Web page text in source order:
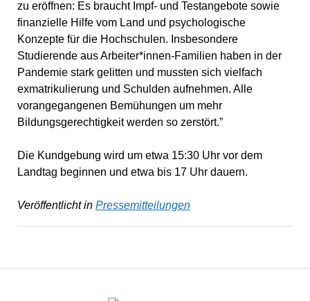
zu eröffnen: Es braucht Impf- und Testangebote sowie
finanzielle Hilfe vom Land und psychologische
Konzepte für die Hochschulen. Insbesondere
Studierende aus Arbeiter*innen-Familien haben in der
Pandemie stark gelitten und mussten sich vielfach
exmatrikulierung und Schulden aufnehmen. Alle
vorangegangenen Bemühungen um mehr
Bildungsgerechtigkeit werden so zerstört.”
Die Kundgebung wird um etwa 15:30 Uhr vor dem
Landtag beginnen und etwa bis 17 Uhr dauern.
Veröffentlicht in Pressemitteilungen